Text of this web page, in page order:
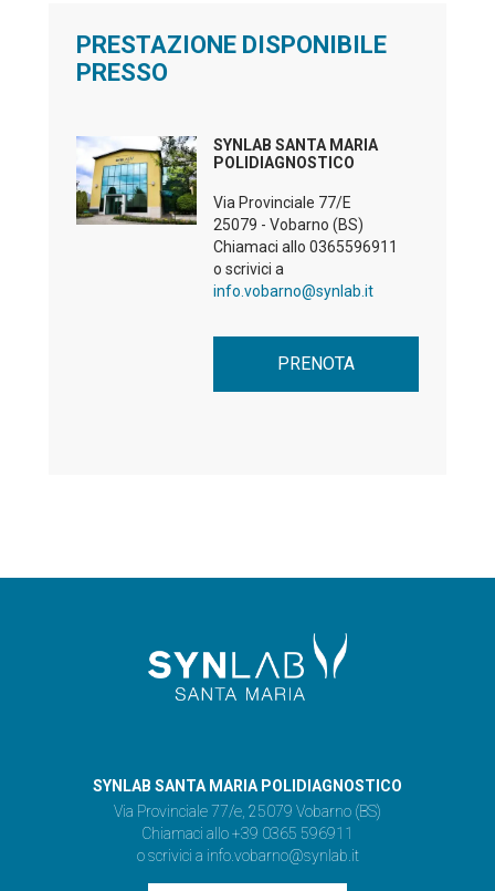
PRESTAZIONE DISPONIBILE
PRESSO
SYNLAB SANTA MARIA
POLIDIAGNOSTICO
Via Provinciale 77/E
25079 - Vobarno (BS)
Chiamaci allo 0365596911
o scrivici a
info.vobarno@synlab.it
PRENOTA
SYNLAB SANTA MARIA POLIDIAGNOSTICO
Via Provinciale 77/e, 25079 Vobarno (BS)
Chiamaci allo +39 0365 596911
o scrivici a info.vobarno@synlab.it